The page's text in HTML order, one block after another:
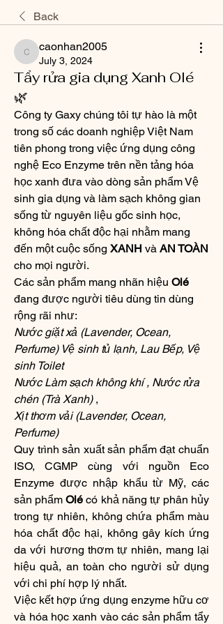
Back
caonhan2005
caonhan2005
July 3, 2024
Tẩy rửa gia dụng Xanh Olé
🌿
Công ty Gaxy chúng tôi tự hào là một
trong số các doanh nghiệp Việt Nam
tiên phong trong việc ứng dụng công
nghệ Eco Enzyme trên nền tảng hóa
học xanh đưa vào dòng sản phẩm Vệ
sinh gia dụng và làm sạch không gian
sống từ nguyên liệu gốc sinh học,
không hóa chất độc hại nhằm mang
đến một cuộc sống XANH và
cho mọi người.
Các sản phẩm mang nhãn hiệu
đang được người tiêu dùng tin dùng
rộng rãi như:
Nước giặt xả (Lavender, Ocean,
Perfume) Vệ sinh tủ lạnh, Lau Bếp, Vệ
sinh Toilet
Nước Làm sạch không khí , Nước rửa
chén (Trà Xanh) ,
Xịt thơm vải (Lavender, Ocean,
Perfume)
Quy trình sản xuất sản phẩm đạt chuẩn
ISO, CGMP cùng với nguồn Eco
Enzyme được nhập khẩu từ Mỹ, các
sản phẩm Olé có khả năng tự phân hủy
trong tự nhiên, không chứa phẩm màu
hóa chất độc hại, không gây kích ứng
da với hương thơm tự nhiên, mang lại
hiệu quả, an toàn cho người sử dụng
với chi phí hợp lý nhất.
Việc kết hợp ứng dụng enzyme hữu cơ
và hóa học xanh vào các sản phẩm tẩy